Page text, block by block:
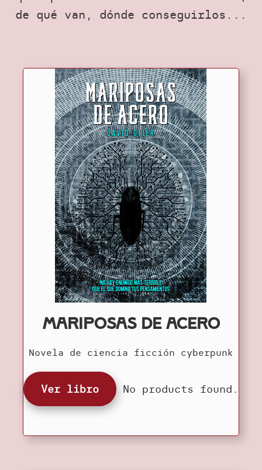
de qué van, dónde conseguirlos...
Mariposas de acero
Novela de ciencia ficción cyberpunk
Ver libro No products found.